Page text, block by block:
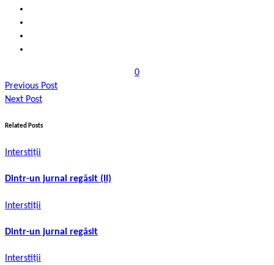
0
Previous Post
Next Post
Related Posts
Interstiții
Dintr-un jurnal regăsit (II)
Interstiții
Dintr-un jurnal regăsit
Interstiții